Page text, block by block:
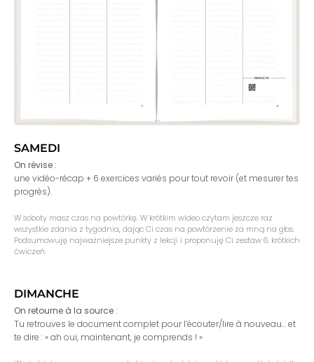
SAMEDI
On révise :
une vidéo-récap + 6 exercices variés pour tout revoir (et mesurer tes
progrès).
W soboty masz czas na powtórkę. W krótkim wideo czytam jeszcze raz
wszystkie zdania z tygodnia, dając Ci czas na powtórzenie za mną na głos.
Podsumowuję najważniejsze punkty z lekcji i proponuję Ci zestaw 6. krótkich
ćwiczeń.
DIMANCHE
On retourne à la source :
Tu retrouves le document complet pour l’écouter/lire à nouveau… et
te dire : « ah oui, maintenant, je comprends ! »